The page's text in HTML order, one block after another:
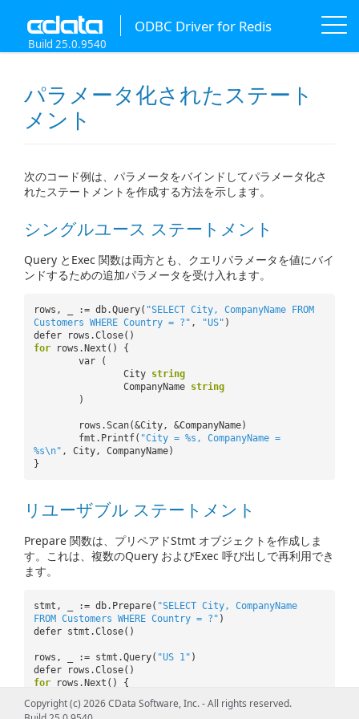
ODBC Driver for Redis
Build 25.0.9540
パラメータ化されたステート
メント
次のコード例は、パラメータをバインドしてパラメータ化さ
れたステートメントを作成する方法を示します。
シングルユース ステートメント
Query とExec 関数は両方とも、クエリパラメータを値にバイ
ンドするための追加パラメータを受け入れます。
rows, _ := db.Query( "SELECT City, CompanyName FROM
Customers WHERE Country = ?" , "US" )
defer rows.Close()
for
rows.Next() {
var (
City string
CompanyName string
)
rows.Scan(&City, &CompanyName)
fmt.Printf( "City = %s, CompanyName =
%s\n" , City, CompanyName)
}
リユーザブル ステートメント
Prepare 関数は、プリペアドStmt オブジェクトを作成しま
す。これは、複数のQuery およびExec 呼び出しで再利用でき
ます。
stmt, _ := db.Prepare( "SELECT City, CompanyName
FROM Customers WHERE Country = ?" )
defer stmt.Close()
rows, _ := stmt.Query( "US 1" )
defer rows.Close()
for
rows.Next() {
Citystring
Copyright (c) 2026 CData Software, Inc. - All rights reserved.